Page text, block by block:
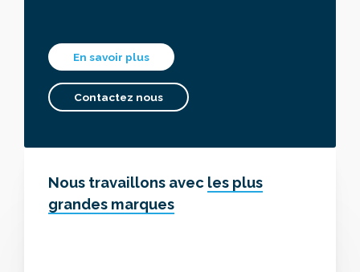
En savoir plus
Contactez nous
Nous travaillons avec les plus
grandes marques